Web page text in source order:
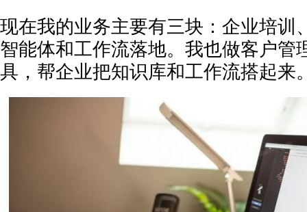
现在我的业务主要有三块：企业培训
智能体和工作流落地。我也做客户管
具，帮企业把知识库和工作流搭起来